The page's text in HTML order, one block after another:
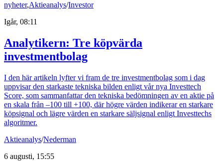
nyheter,Aktieanalys/Investor
Igår, 08:11
Analytikern: Tre köpvärda
investmentbolag
I den här artikeln lyfter vi fram de tre investmentbolag som i dag
uppvisar den starkaste tekniska bilden enligt vår nya Investtech
Score, som sammanfattar den tekniska bedömningen av en aktie på
en skala från –100 till +100, där högre värden indikerar en starkare
köpsignal och lägre värden en starkare säljsignal enligt Investtechs
algoritmer.
Aktieanalys/Nederman
6 augusti, 15:55